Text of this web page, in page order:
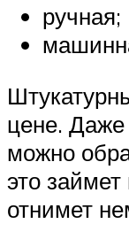
ручная;
цене.
можно
это
отнимет